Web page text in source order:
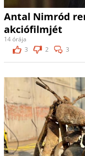
Antal Nimród
akciófilmjét
14 órája
3
2 3